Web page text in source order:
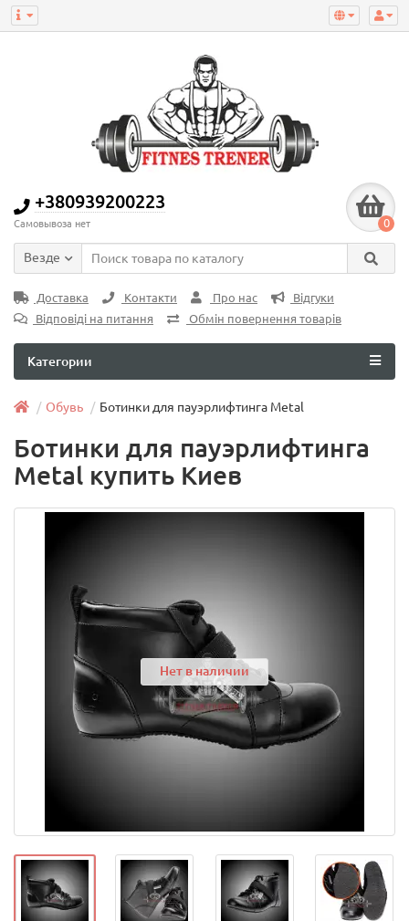
+380939200223
Самовывоза нет 0
Везде
Доставка Контакти Про нас
Відгуки
Відповіді на питання
Обмін повернення товарів
Категории
Обувь Ботинки для пауэрлифтинга Metal
Ботинки для пауэрлифтинга
Metal купить Киев
Нет в наличии